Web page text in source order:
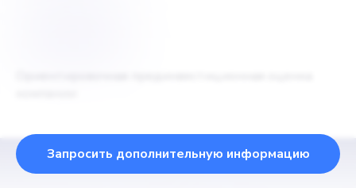
Запросить дополнительную информацию